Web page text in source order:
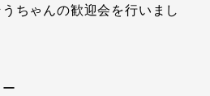
ちゃんの歓迎会を行いまし